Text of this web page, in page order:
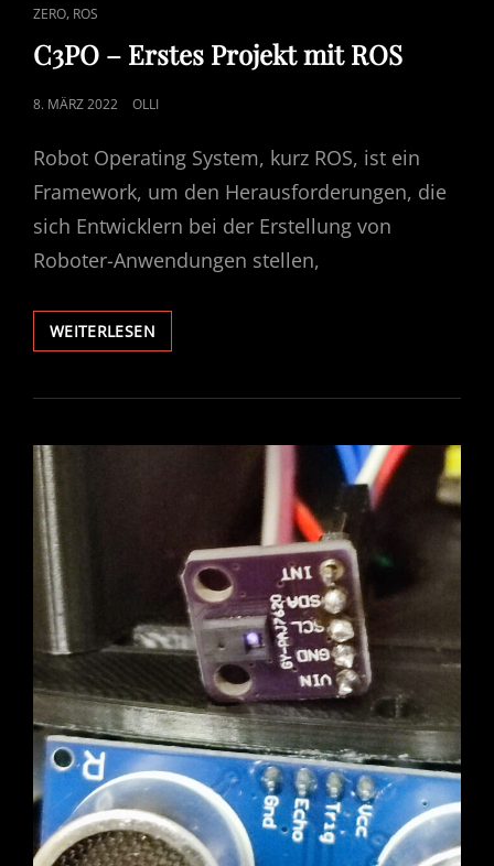
LINKS
ZERO, ROS
C3PO – Erstes Projekt mit ROS
POSTED
8. MÄRZ 2022 OLLI
Robot Operating System, kurz ROS, ist ein
Framework, um den Herausforderungen, die
sich Entwicklern bei der Erstellung von
Roboter-Anwendungen stellen,
WEITERLESENC3PO
–
PROJEKT
ROS